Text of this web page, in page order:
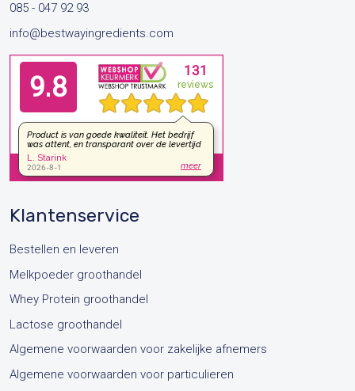
085 - 047 92 93
info@bestwayingredients.com
Klantenservice
Bestellen en leveren
Melkpoeder groothandel
Whey Protein groothandel
Lactose groothandel
Algemene voorwaarden voor zakelijke afnemers
Algemene voorwaarden voor particulieren